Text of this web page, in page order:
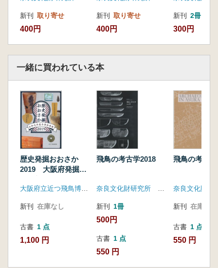
新刊 取り寄せ
400円
新刊 取り寄せ
400円
新刊 2冊
300円
一緒に買われている本
歴史発掘おおさか
2019 大阪府発掘調
新刊 在庫なし
古書 1 点
1,100 円
飛鳥の考古学2018
新刊 1冊
500円
古書 1 点
550 円
飛鳥の考古
新刊 在庫なし
古書 1 点
550 円